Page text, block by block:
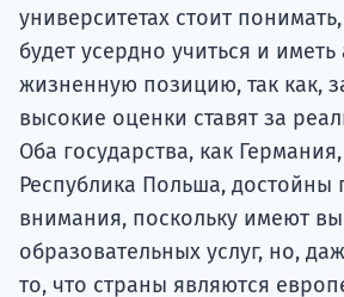
университетах стоит
будет усердно учиться и
жизненную позицию, так как,
высокие оценки ставят за
Оба государства, как Германия,
Республика Польша, достойны
внимания, поскольку имеют
образовательных услуг, но,
то, что страны являются